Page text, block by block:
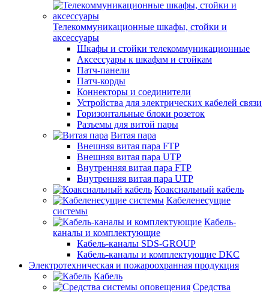
Телекоммуникационные шкафы, стойки и
аксессуары
Шкафы и стойки телекоммуникационные
Аксессуары к шкафам и стойкам
Патч-панели
Патч-корды
Коннекторы и соединители
Устройства для электрических кабелей связи
Горизонтальные блоки розеток
Разъемы для витой пары
Витая пара
Внешняя витая пара FTP
Внешняя витая пара UTP
Внутренняя витая пара FTP
Внутренняя витая пара UTP
Коаксиальный кабель
Кабеленесущие
системы
Кабель-
каналы и комплектующие
Кабель-каналы SDS-GROUP
Кабель-каналы и комплектующие DKC
Электротехническая и пожароохранная продукция
Кабель
Средства